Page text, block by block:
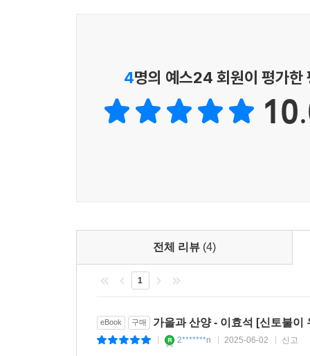
4명의 예스24 회원이 평가한
전체 리뷰 (4)
1
eBook 구매 가을과 산양 - 이효석 [신토불이
2*******n 2025-06-02 신고